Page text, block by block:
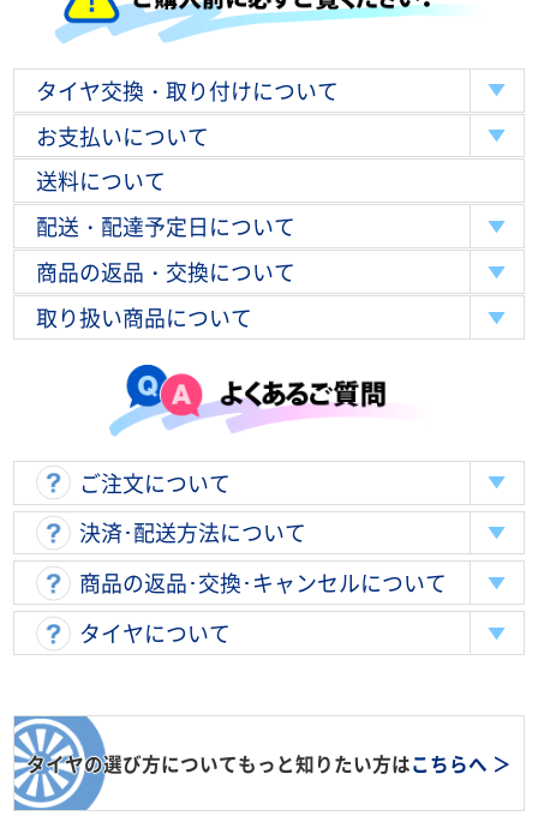
タイヤ交換・取り付けについて
お支払いについて
送料について
配送・配達予定日について
商品の返品・交換について
取り扱い商品について
ご注文について
決済･配送方法について
商品の返品･交換･キャンセルについて
タイヤについて
タイヤの選び方についてもっと知りたい方はこちらへ ＞